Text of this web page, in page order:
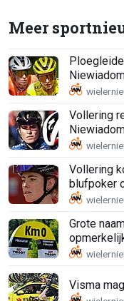
Meer
Vollering
Vollering
blufpoker
Grote
Visma